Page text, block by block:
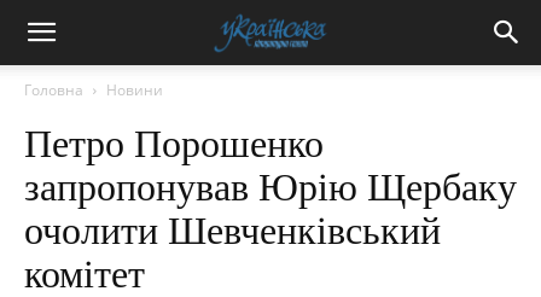
Головна Новини
Петро Порошенко
запропонував Юрію Щербаку
очолити Шевченківський
комітет